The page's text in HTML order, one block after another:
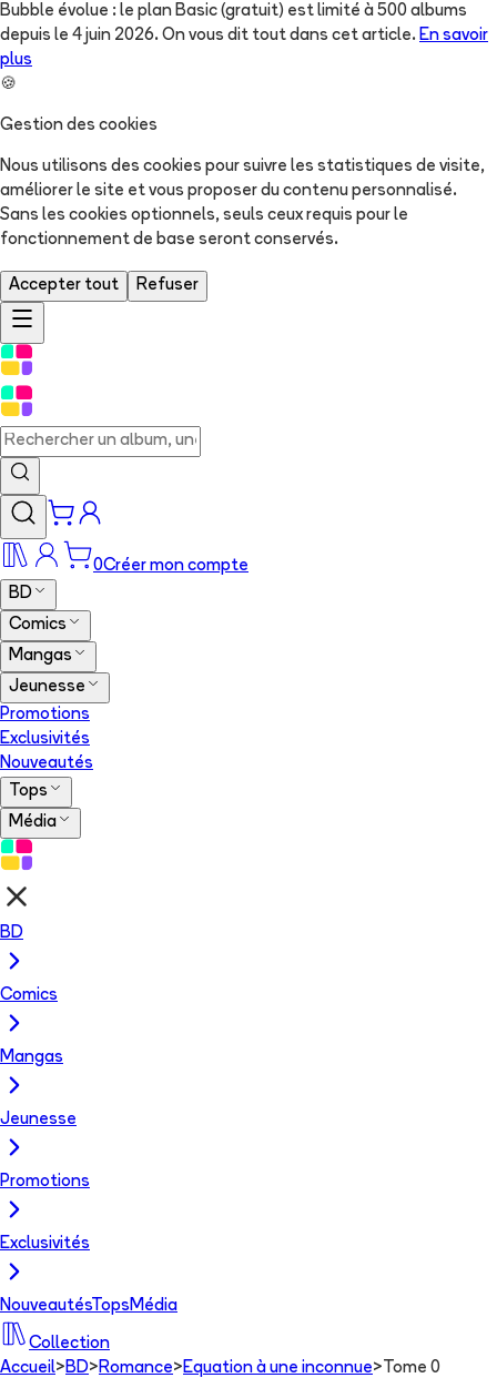
Bubble évolue : le plan Basic (gratuit) est limité à 500 albums
depuis le 4 juin 2026. On vous dit tout dans cet article. En savoir
plus
🍪
Gestion des cookies
Nous utilisons des cookies pour suivre les statistiques de visite,
améliorer le site et vous proposer du contenu personnalisé.
Sans les cookies optionnels, seuls ceux requis pour le
fonctionnement de base seront conservés.
Accepter tout Refuser
0Créer mon compte
BD
Comics
Mangas
Jeunesse
Promotions
Exclusivités
Nouveautés
Tops
Média
BD
Comics
Mangas
Jeunesse
Promotions
Exclusivités
NouveautésTops Média
Collection
Accueil> BD> Romance> Equation à une inconnue> Tome 0